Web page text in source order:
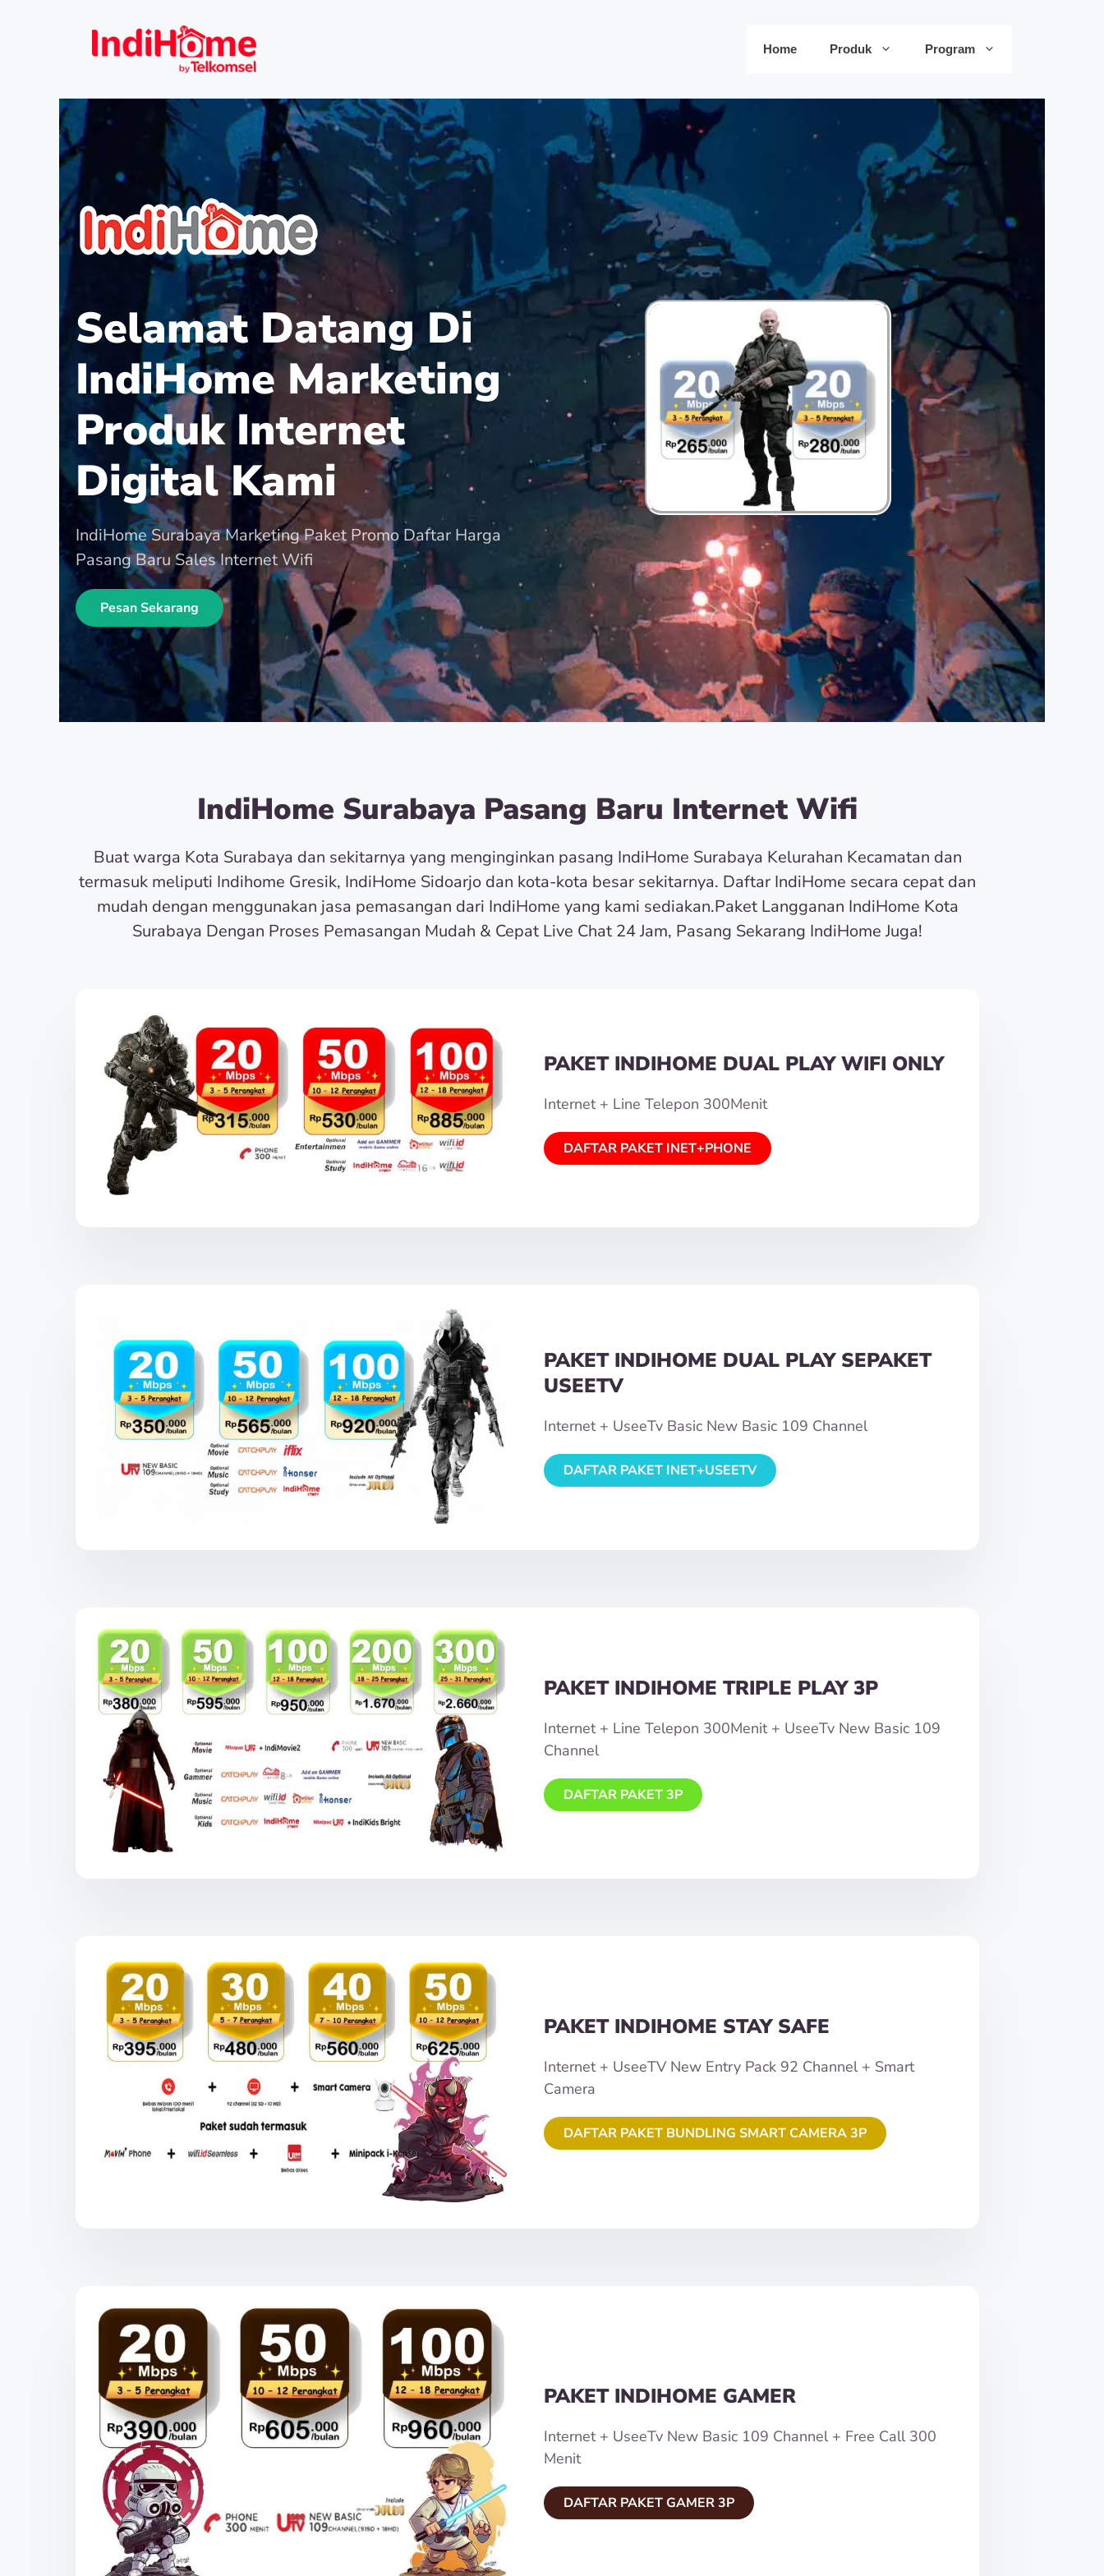
Home Produk Program
Selamat Datang Di
IndiHome Marketing
Produk Internet
Digital Kami
IndiHome Surabaya Marketing Paket Promo Daftar Harga
Pasang Baru Sales Internet Wifi
Pesan Sekarang
IndiHome Surabaya Pasang Baru Internet Wifi
Buat warga Kota Surabaya dan sekitarnya yang menginginkan pasang IndiHome Surabaya Kelurahan Kecamatan dan
termasuk meliputi Indihome Gresik, IndiHome Sidoarjo dan kota-kota besar sekitarnya. Daftar IndiHome secara cepat dan
mudah dengan menggunakan jasa pemasangan dari IndiHome yang kami sediakan.Paket Langganan IndiHome Kota
Surabaya Dengan Proses Pemasangan Mudah & Cepat Live Chat 24 Jam, Pasang Sekarang IndiHome Juga!
PAKET INDIHOME DUAL PLAY WIFI ONLY
Internet + Line Telepon 300Menit
DAFTAR PAKET INET+PHONE
PAKET INDIHOME DUAL PLAY SEPAKET
USEETV
Internet + UseeTv Basic New Basic 109 Channel
DAFTAR PAKET INET+USEETV
PAKET INDIHOME TRIPLE PLAY 3P
Internet + Line Telepon 300Menit + UseeTv New Basic 109
Channel
DAFTAR PAKET 3P
PAKET INDIHOME STAY SAFE
Internet + UseeTV New Entry Pack 92 Channel + Smart
Camera
DAFTAR PAKET BUNDLING SMART CAMERA 3P
PAKET INDIHOME GAMER
Internet + UseeTv New Basic 109 Channel + Free Call 300
Menit
DAFTAR PAKET GAMER 3P